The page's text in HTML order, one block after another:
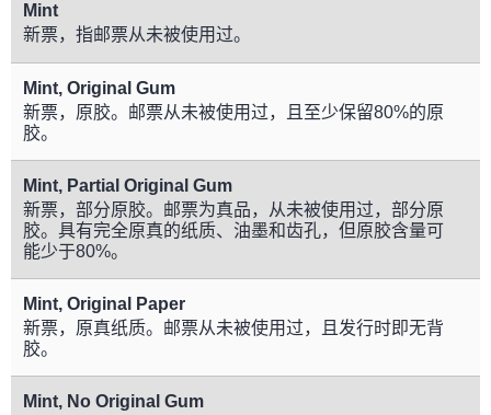
Mint
新票，指邮票从未被使用过。
Mint, Original Gum
新票，原胶。邮票从未被使用过，且至少保留80%的原
胶。
Mint, Partial Original Gum
新票，部分原胶。邮票为真品，从未被使用过，部分原
胶。具有完全原真的纸质、油墨和齿孔，但原胶含量可
能少于80%。
Mint, Original Paper
新票，原真纸质。邮票从未被使用过，且发行时即无背
胶。
Mint, No Original Gum